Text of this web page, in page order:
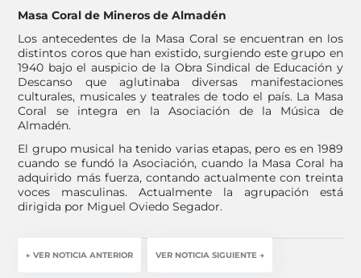
Masa Coral de Mineros de Almadén
Los antecedentes de la Masa Coral se encuentran en los
distintos coros que han existido, surgiendo este grupo en
1940 bajo el auspicio de la Obra Sindical de Educación y
Descanso que aglutinaba diversas manifestaciones
culturales, musicales y teatrales de todo el país. La Masa
Coral se integra en la Asociación de la Música de
Almadén.
El grupo musical ha tenido varias etapas, pero es en 1989
cuando se fundó la Asociación, cuando la Masa Coral ha
adquirido más fuerza, contando actualmente con treinta
voces masculinas. Actualmente la agrupación está
dirigida por Miguel Oviedo Segador.
←VER NOTICIA ANTERIOR VER NOTICIA SIGUIENTE →